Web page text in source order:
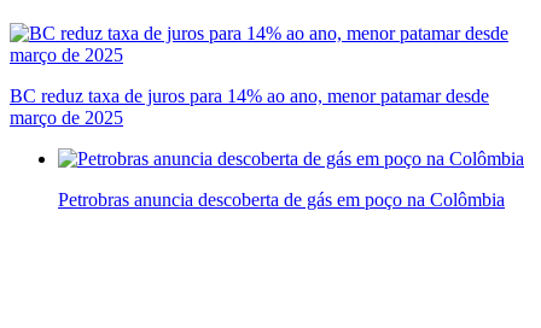
BC reduz taxa de juros para 14% ao ano, menor patamar desde
março de 2025
Petrobras anuncia descoberta de gás em poço na Colômbia